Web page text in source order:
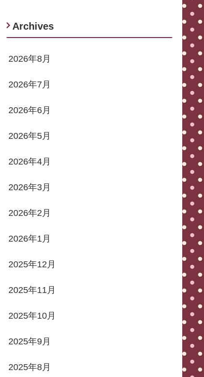
Archives
2026年8月
2026年7月
2026年6月
2026年5月
2026年4月
2026年3月
2026年2月
2026年1月
2025年12月
2025年11月
2025年10月
2025年9月
2025年8月